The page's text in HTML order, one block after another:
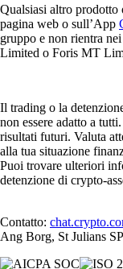
Qualsiasi altro prodotto
pagina web o sull’App
gruppo e non rientra
Limited o Foris MT
Il trading o la
non essere adatto a
risultati futuri. Valuta
alla tua situazione
Puoi trovare ulteriori
detenzione di crypto-
Contatto:
Ang Borg, St Julians